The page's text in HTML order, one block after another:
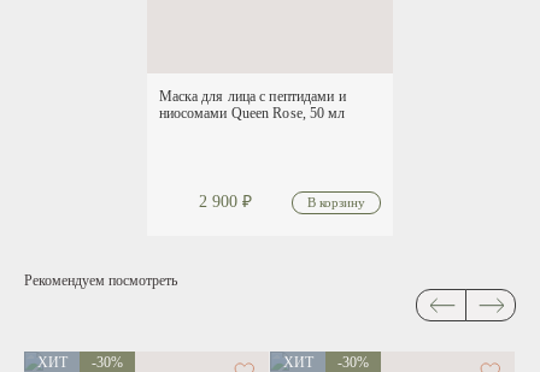
Маска для лица с пептидами и
ниосомами Queen Rose, 50 мл
2 900 ₽
Рекомендуем посмотреть
ХИТ -30% ХИТ -30%